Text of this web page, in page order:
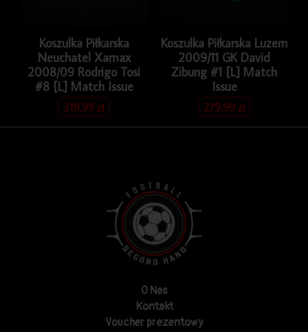
Koszulka Piłkarska
Neuchatel Xamax
2008/09 Rodrigo Tosi
#8 [L] Match Issue
319.99zł
Koszulka Piłkarska Luzern
2009/11 GK David
Zibung #1 [L] Match
Issue
279.99zł
O Nas
Kontakt
Voucher prezentowy